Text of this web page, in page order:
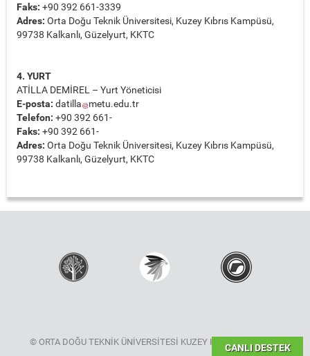
Faks: +90 392 661-3339
Adres: Orta Doğu Teknik Üniversitesi, Kuzey Kıbrıs Kampüsü,
99738 Kalkanlı, Güzelyurt, KKTC
4. YURT
ATİLLA DEMİREL – Yurt Yöneticisi
E-posta: datilla
metu.edu.tr
Telefon: +90 392 661-
Faks: +90 392 661-
Adres: Orta Doğu Teknik Üniversitesi, Kuzey Kıbrıs Kampüsü,
99738 Kalkanlı, Güzelyurt, KKTC
CANLI DESTEK
© ORTA DOĞU TEKNİK ÜNİVERSİTESİ KUZEY KIBRIS KAMPÜSÜ